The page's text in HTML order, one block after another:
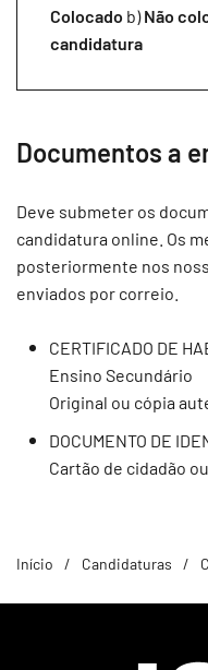
Colocado b)Não
candidatura
Documentos a
Deve submeter os
candidatura online. Os
posteriormente nos
enviados por correio.
CERTIFICADO DE
Ensino Secundário
Original ou cópia
DOCUMENTO DE
Cartão de cidadão
Início Candidaturas